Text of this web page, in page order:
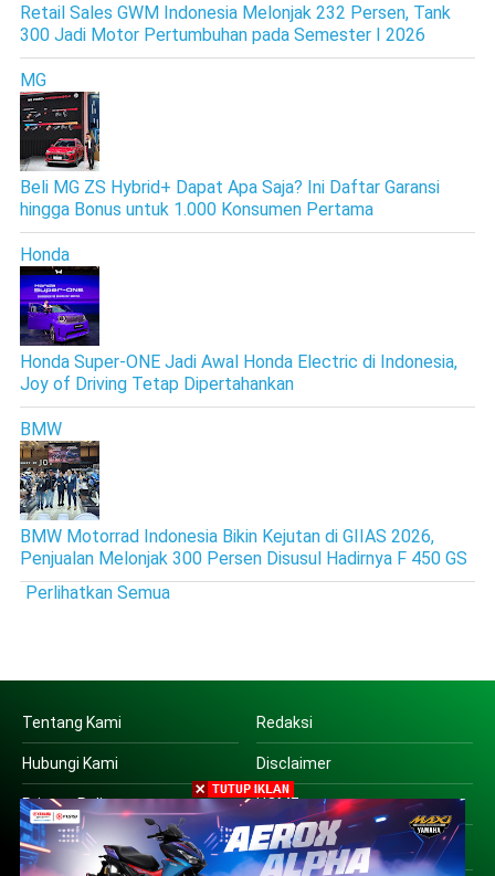
Retail Sales GWM Indonesia Melonjak 232 Persen, Tank
300 Jadi Motor Pertumbuhan pada Semester I 2026
MG
Beli MG ZS Hybrid+ Dapat Apa Saja? Ini Daftar Garansi
hingga Bonus untuk 1.000 Konsumen Pertama
Honda
Honda Super-ONE Jadi Awal Honda Electric di Indonesia,
Joy of Driving Tetap Dipertahankan
BMW
BMW Motorrad Indonesia Bikin Kejutan di GIIAS 2026,
Penjualan Melonjak 300 Persen Disusul Hadirnya F 450 GS
Perlihatkan Semua
Tentang Kami Redaksi
Hubungi Kami Disclaimer
Privacy Policy HOME